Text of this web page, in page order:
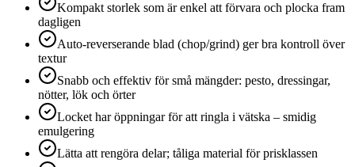
Kompakt storlek som är enkel att förvara och plocka fram
dagligen
Auto-reverserande blad (chop/grind) ger bra kontroll över
textur
Snabb och effektiv för små mängder: pesto, dressingar,
nötter, lök och örter
Locket har öppningar för att ringla i vätska – smidig
emulgering
Lätta att rengöra delar; tåliga material för prisklassen